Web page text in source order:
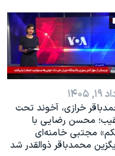
۱۴۰۵
خرازی، آخوند تحت
محسن رضایی با
مجتبی خامنه‌ای
محمدباقر ذوالقدر شد